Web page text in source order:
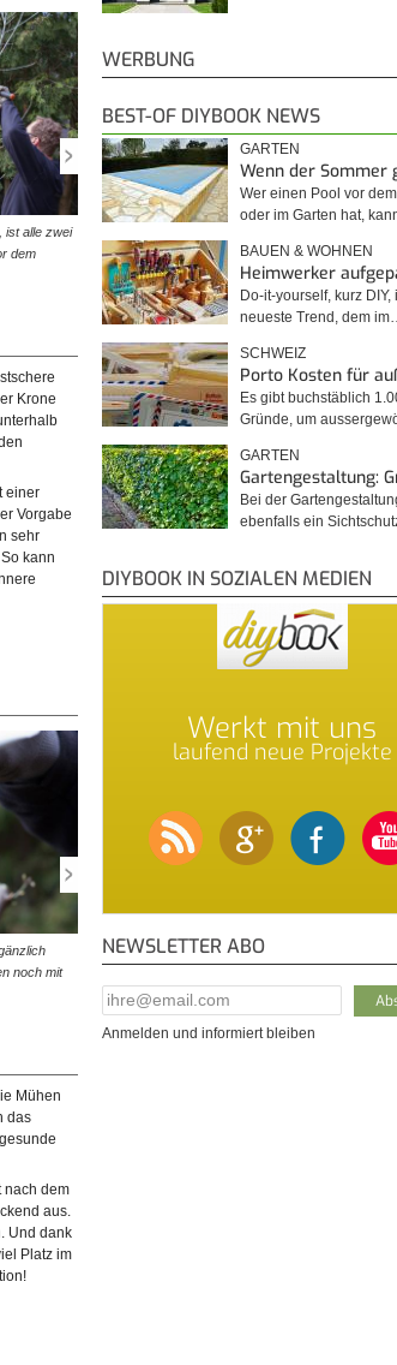
ist alle zwei
dem
dickeren Leitäste zurückgeschnitten. Das wird meist
ohne eine gute Astschere…
Reißen
Krone
einer
Vorgabe
sehr
kann
noch mit
© diybook* | Das Baumwachs verhindert, dass über
eindringen. Deshalb sollte auf…
Mühen
das
nach dem
aus.
Und dank
Platz im
WERBUNG
BEST-OF DIYBOOK NEWS
GARTEN
Wenn der Sommer
Wer einen Pool vor
oder im Garten hat,
BAUEN & WOHNEN
Heimwerker
Do-it-yourself, kurz DIY,
neueste Trend, dem
SCHWEIZ
Porto Kosten für
Es gibt buchstäblich
Gründe, um
GARTEN
Gartengestaltung:
Bei der
ebenfalls ein
DIYBOOK IN SOZIALEN MEDIEN
Werkt mit uns
laufend neue Projekte
NEWSLETTER ABO
E-Mail Addresse*
Anmelden und informiert bleiben